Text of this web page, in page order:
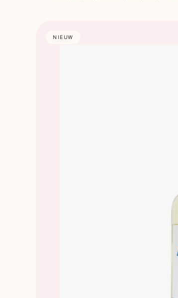
NIEUW